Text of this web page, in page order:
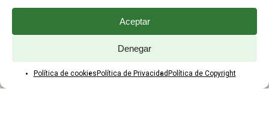
Aceptar
Denegar
Política de cookies Política de Privacidad Política de Copyright